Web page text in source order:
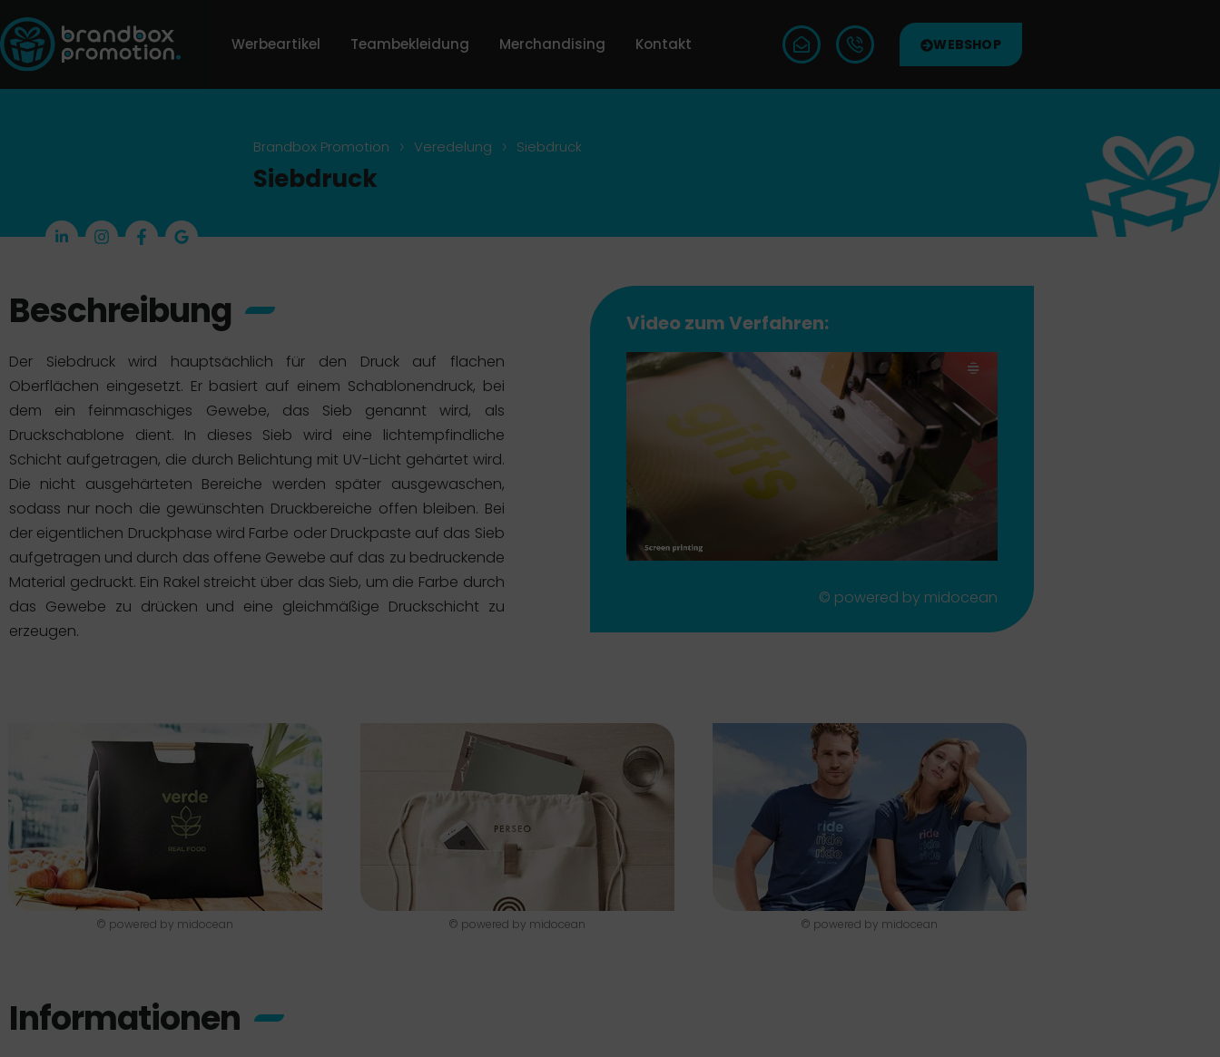
Werbeartikel Teambekleidung Merchandising Kontakt WEBSHOP
Brandbox Promotion > Veredelung > Siebdruck
Siebdruck
Beschreibung
Der Siebdruck wird hauptsächlich für den Druck auf flachen
Oberflächen eingesetzt. Er basiert auf einem Schablonendruck, bei
dem ein feinmaschiges Gewebe, das Sieb genannt wird, als
Druckschablone dient. In dieses Sieb wird eine lichtempfindliche
Schicht aufgetragen, die durch Belichtung mit UV-Licht gehärtet wird.
Die nicht ausgehärteten Bereiche werden später ausgewaschen,
sodass nur noch die gewünschten Druckbereiche offen bleiben. Bei
der eigentlichen Druckphase wird Farbe oder Druckpaste auf das Sieb
aufgetragen und durch das offene Gewebe auf das zu bedruckende
Material gedruckt. Ein Rakel streicht über das Sieb, um die Farbe durch
das Gewebe zu drücken und eine gleichmäßige Druckschicht zu
erzeugen.
Video zum Verfahren:
© powered by midocean
© powered by midocean © powered by midocean © powered by midocean
Informationen